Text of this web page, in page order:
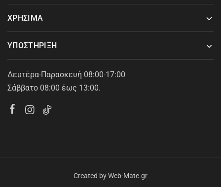
ΧΡΗΣΙΜΑ
ΥΠΟΣΤΗΡΙΞΗ
Δευτέρα-Παρασκευή 08:00-17:00
Σάββατο 08:00 έως 13:00.
Created byWeb-Mate.gr